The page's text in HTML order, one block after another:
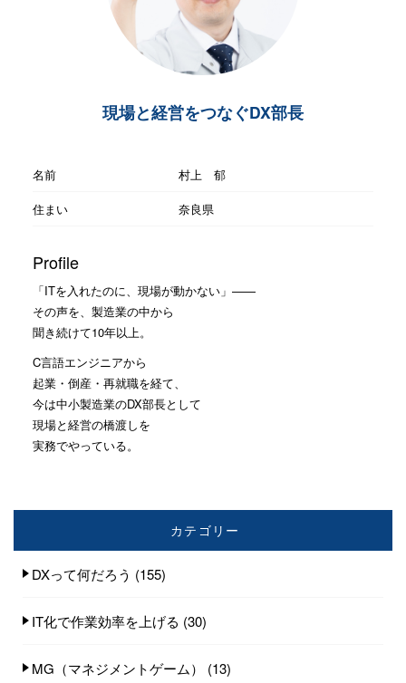
現場と経営をつなぐDX部長
名前
村上 郁
住まい
奈良県
Profile
「ITを入れたのに、現場が動かない」——
その声を、製造業の中から
聞き続けて10年以上。
C言語エンジニアから
起業・倒産・再就職を経て、
今は中小製造業のDX部長として
現場と経営の橋渡しを
実務でやっている。
カテゴリー
DXって何だろう (155)
IT化で作業効率を上げる (30)
MG（マネジメントゲーム） (13)